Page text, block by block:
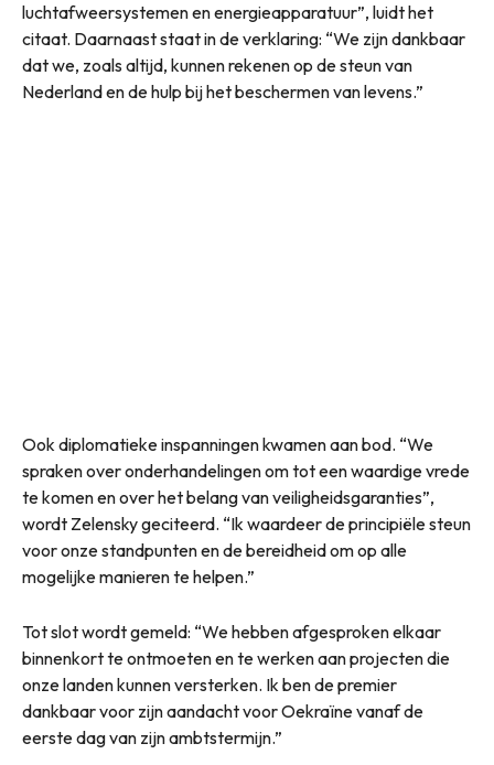
luchtafweersystemen en energieapparatuur”, luidt het
citaat. Daarnaast staat in de verklaring: “We zijn dankbaar
dat we, zoals altijd, kunnen rekenen op de steun van
Nederland en de hulp bij het beschermen van levens.”
Ook diplomatieke inspanningen kwamen aan bod. “We
spraken over onderhandelingen om tot een waardige vrede
te komen en over het belang van veiligheidsgaranties”,
wordt Zelensky geciteerd. “Ik waardeer de principiële steun
voor onze standpunten en de bereidheid om op alle
mogelijke manieren te helpen.”
Tot slot wordt gemeld: “We hebben afgesproken elkaar
binnenkort te ontmoeten en te werken aan projecten die
onze landen kunnen versterken. Ik ben de premier
dankbaar voor zijn aandacht voor Oekraïne vanaf de
eerste dag van zijn ambtstermijn.”